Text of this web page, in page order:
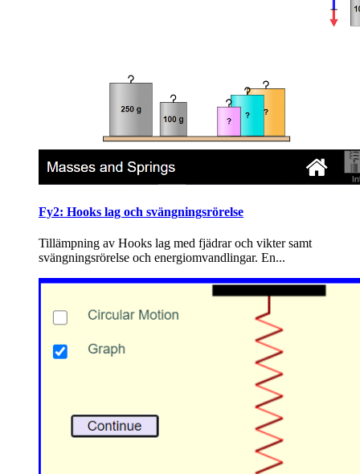
Fy2: Hooks lag och svängningsrörelse
Tillämpning av Hooks lag med fjädrar och vikter samt
svängningsrörelse och energiomvandlingar. En...